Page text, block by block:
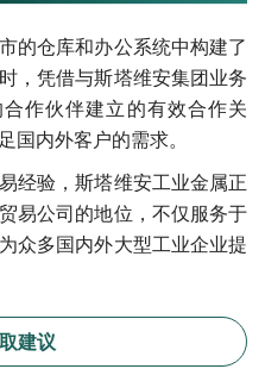
的仓库和办公系统中构建了
，凭借与斯塔维安集团业务
作伙伴建立的有效合作关
国内外客户的需求。
经验，斯塔维安工业金属正
易公司的地位，不仅服务于
众多国内外大型工业企业提
建议